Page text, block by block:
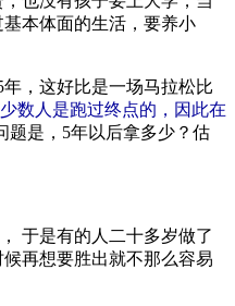
本体面的生活，要养小
，这好比是一场马拉松比
数人是跑过终点的，因此在
题是，5年以后拿多少？估
于是有的人二十多岁做了
再想要胜出就不那么容易